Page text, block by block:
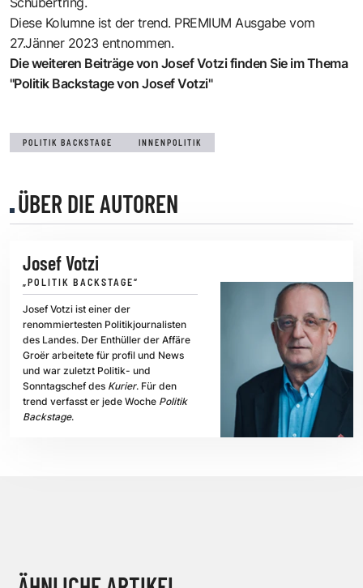
Diese Kolumne ist der trend. PREMIUM Ausgabe vom
27.Jänner 2023 entnommen.
Die weiteren Beiträge von Josef Votzi finden Sie im Thema
"Politik Backstage von Josef Votzi"
POLITIK BACKSTAGE INNENPOLITIK
ÜBER DIE AUTOREN
Josef Votzi
„POLITIK BACKSTAGE“
Josef Votzi ist einer der
renommiertesten Politikjournalisten
des Landes. Der Enthüller der Affäre
Groër arbeitete für profil und News
und war zuletzt Politik- und
Sonntagschef des Kurier. Für den
trend verfasst er jede Woche Politik
Backstage.